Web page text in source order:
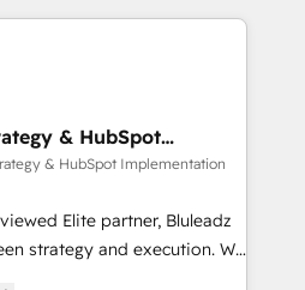
a stale portal? We are
ント業務（マーケティング・営
。事業部・グループ会社・部
共通基盤に再構築します。意
者に並走します。 1️⃣
顧客データの一元化から、
まで。全Hub統合運用、デー
断のCRM統合に対応します。
& HubSpot
& HubSpot Implementation
Elite partner, Bluleadz
strategy and execution. We